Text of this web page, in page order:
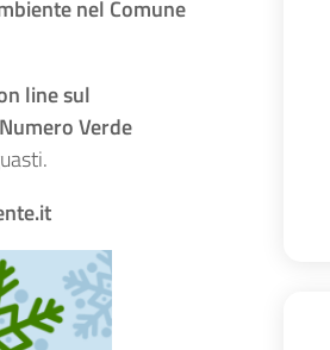
nel Comune
line sul
Numero Verde